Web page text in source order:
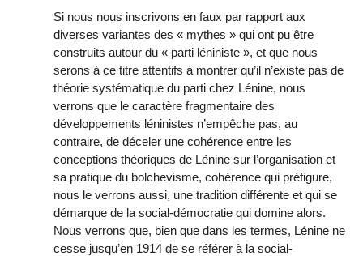
Si nous nous inscrivons en faux par rapport aux
diverses variantes des « mythes » qui ont pu être
construits autour du « parti léniniste », et que nous
serons à ce titre attentifs à montrer qu’il n’existe pas de
théorie systématique du parti chez Lénine, nous
verrons que le caractère fragmentaire des
développements léninistes n’empêche pas, au
contraire, de déceler une cohérence entre les
conceptions théoriques de Lénine sur l’organisation et
sa pratique du bolchevisme, cohérence qui préfigure,
nous le verrons aussi, une tradition différente et qui se
démarque de la social-démocratie qui domine alors.
Nous verrons que, bien que dans les termes, Lénine ne
cesse jusqu’en 1914 de se référer à la social-